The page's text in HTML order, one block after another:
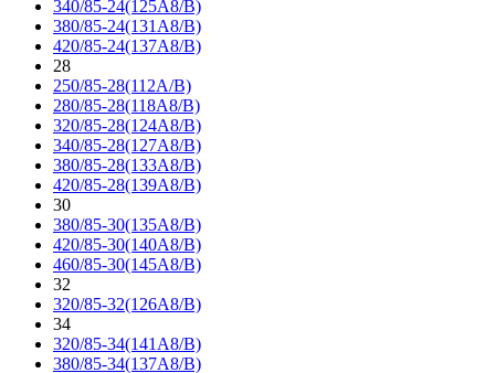
340/85-24(125A8/B)
380/85-24(131A8/B)
420/85-24(137A8/B)
28
250/85-28(112A/B)
280/85-28(118A8/B)
320/85-28(124A8/B)
340/85-28(127A8/B)
380/85-28(133A8/B)
420/85-28(139A8/B)
30
380/85-30(135A8/B)
420/85-30(140A8/B)
460/85-30(145A8/B)
32
320/85-32(126A8/B)
34
320/85-34(141A8/B)
380/85-34(137A8/B)